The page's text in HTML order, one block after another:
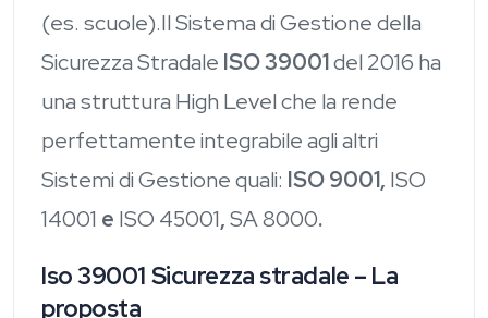
(es. scuole).Il Sistema di Gestione della
Sicurezza Stradale ISO 39001del 2016 ha
una struttura High Level che la rende
perfettamente integrabile agli altri
Sistemi di Gestione quali: ISO 9001, ISO
14001 e ISO 45001,SA 8000.
Iso 39001 Sicurezza stradale – La
proposta